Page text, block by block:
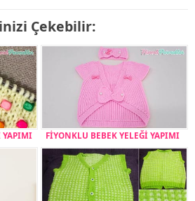
Çekebilir:
YAPIMI FİYONKLU BEBEK YELEĞİ YAPIMI